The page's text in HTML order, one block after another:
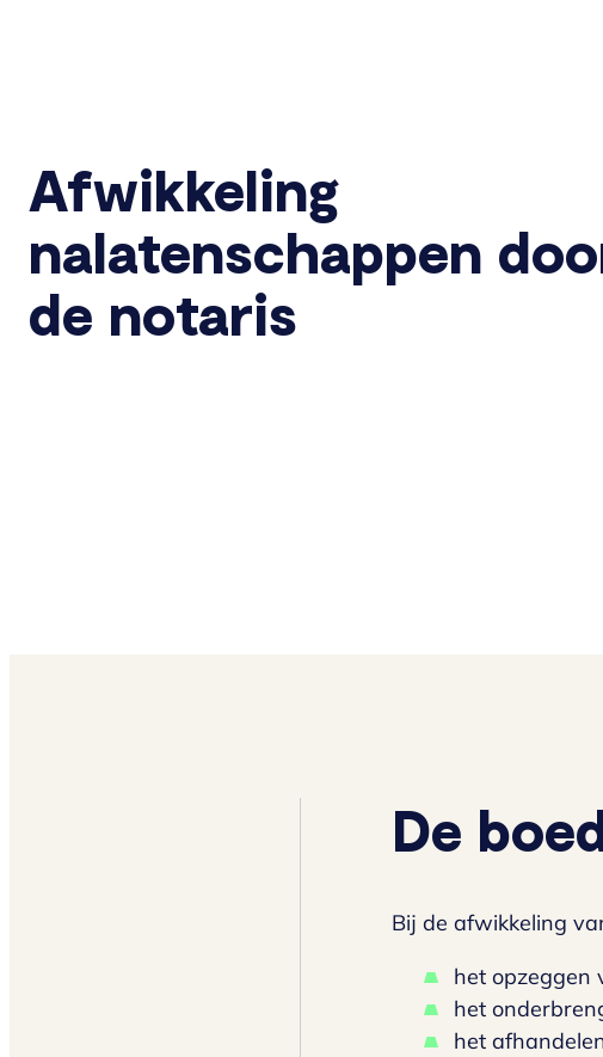
Afwikkeling
nalatenschappen
de notaris
De
Bij de afwikkeling
het opzeggen
het
het